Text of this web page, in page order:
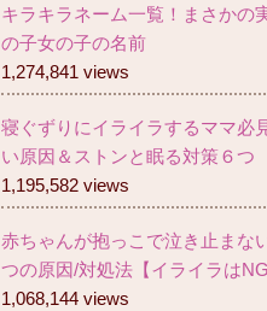
キラキラネーム一覧！まさかの
の子女の子の名前
1,274,841 views
寝ぐずりにイライラするママ必
い原因＆ストンと眠る対策６つ
1,195,582 views
赤ちゃんが抱っこで泣き止まな
つの原因/対処法【イライラはNG
1,068,144 views